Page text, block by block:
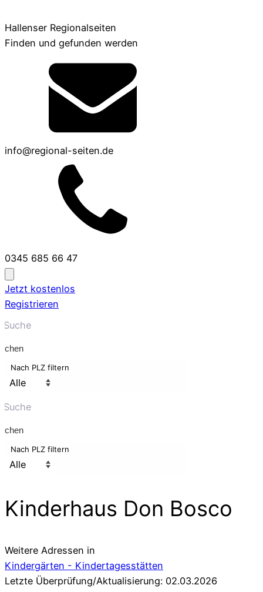
Hallenser Regionalseiten
Finden und gefunden werden
info@regional-seiten.de
0345 685 66 47
Jetzt kostenlos
Registrieren
Nach PLZ filtern
Nach PLZ filtern
Kinderhaus Don Bosco
Weitere Adressen in
Kindergärten - Kindertagesstätten
Letzte Überprüfung/Aktualisierung: 02.03.2026